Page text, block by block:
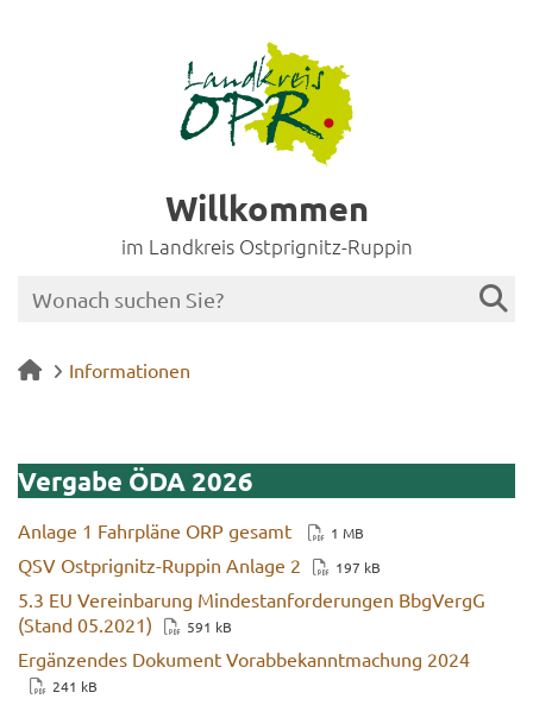
Willkommen
im Landkreis Ostprignitz-Ruppin
Informationen
Ver­ga­be ÖDA 2026
An­la­ge 1 Fahr­plä­ne ORP ge­samt 1 MB
QSV Ostprignitz-​Ruppin An­la­ge 2 197 kB
5.3 EU Ver­ein­ba­rung Min­dest­an­for­de­run­gen Bb­gVergG
(Stand 05.2021)
591 kB
Er­gän­zen­des Do­ku­ment Vor­ab­be­kannt­ma­chung 2024
241 kB